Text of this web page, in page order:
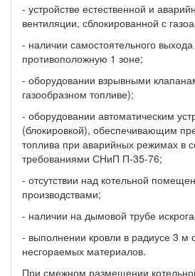
- устройстве естественной и
вентиляции, сблокированной с
- наличии самостоятельного
противоположную 1 зоне;
- оборудовании взрывными
газообразном топливе);
- оборудовании автоматическим
(блокировкой), обеспечивающим
топлива при аварийных режимах в
требованиями СНиП П-35-76;
- отсутствии над котельной
производствами;
- наличии на дымовой трубе
- выполнении кровли в радиусе 3 м
несгораемых материалов.
При смежном размещении